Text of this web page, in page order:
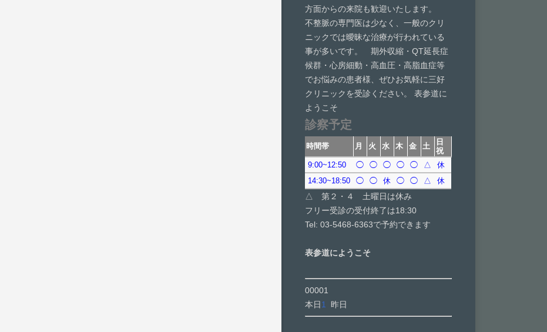
方面からの来院も歓迎いたします。
不整脈の専門医は少なく、一般のクリ
ニックでは曖昧な治療が行われている
事が多いです。 期外収縮・QT延長症
候群・心房細動・高血圧・高脂血症等
でお悩みの患者様、ぜひお気軽に三好
クリニックを受診ください。 表参道に
ようこそ
診察予定
時間帯 月 火 水 木 金 土
日
祝
9:00~12:50
◯ ◯ ◯ ◯ ◯ △
休
14:30~18:50
◯ ◯ 休 ◯ ◯ △ 休
△ 第２・４ 土曜日は休み
フリー受診の受付終了は18:30
Tel: 03-5468-6363で予約できます
表参道にようこそ
00001
本日1 昨日